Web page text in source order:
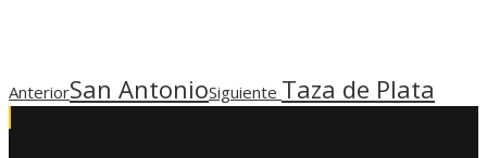
AnteriorSan AntonioSiguiente Taza de Plata